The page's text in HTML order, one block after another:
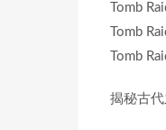
Tomb
Tomb
Tomb
揭秘古